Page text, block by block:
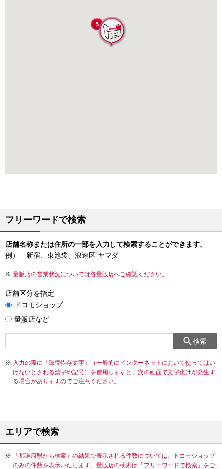
フリーワードで検索
店舗名称または住所の一部を入力して検索することができます。
例） 新宿、東池袋、浪速区 ヤマダ
量販店の営業状況については各量販店へご確認ください。
店舗区分を指定
ドコモショップ
量販店など
検索
入力の際に「環境依存文字」（一般的にインターネットにおいて使ってはい
けないとされる漢字や記号）を使用しますと、次の画面で文字化けが発生す
る場合がありますのでご注意ください。
エリアで検索
「都道府県から検索」の結果で表示される件数については、ドコモショップ
のみの件数を表示いたします。量販店の検索は「フリーワードで検索」をご